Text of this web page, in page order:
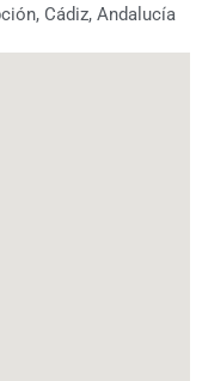
Cádiz, Andalucía